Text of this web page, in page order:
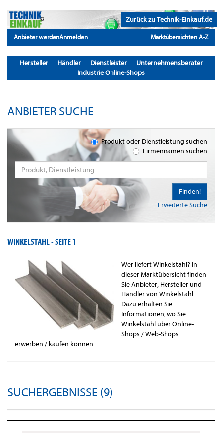
Zurück zu Technik-Einkauf.de
Anbieter werdenAnmelden Marktübersichten A-Z
Hersteller Händler Dienstleister
Unternehmensberater
Industrie Online-Shops
ANBIETER SUCHE
Produkt oder Dienstleistung suchen
Firmennamen suchen
Erweiterte Suche
Finden!
WINKELSTAHL -SEITE 1
Wer liefert Winkelstahl? In
dieser Marktübersicht finden
Sie Anbieter, Hersteller und
Händler von Winkelstahl.
Dazu erhalten Sie
Informationen, wo Sie
Winkelstahl über Online-
Shops / Web-Shops
erwerben / kaufen können.
SUCHERGEBNISSE (9)